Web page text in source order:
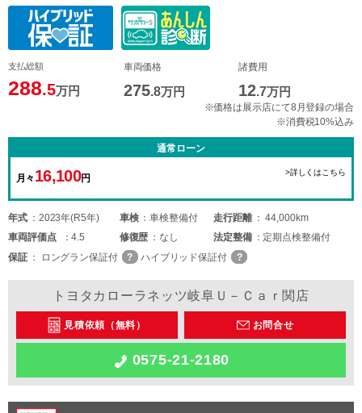
支払総額
288.5万円
車両価格
275.8万円
諸費用
12.7万円
※価格は展示店にて8月登録の場合
※消費税10%込み
通常ローン
月々 16,100円
>詳しくはこちら
年式 2023年(R5年) 車検 車検整備付 走行距離
44,000km
車両評価点 4.5 修復歴 なし 法定整備
定期点検整備付
保証
ロングラン保証付 ハイブリッド保証付
トヨタカローラネッツ岐阜Ｕ－Ｃａｒ関店
見積依頼（無料） お問合せ
0575-21-2180